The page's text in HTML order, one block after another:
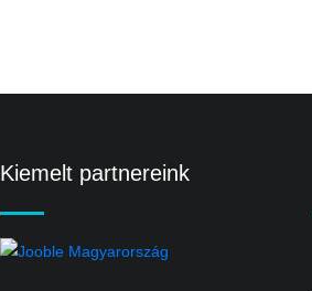
Kiemelt partnereink